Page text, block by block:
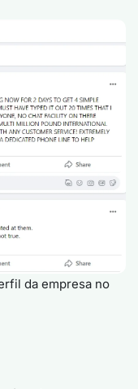
da empresa no